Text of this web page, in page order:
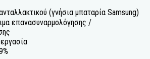
(γνήσια μπαταρία Samsung)
επανασυναρμολόγησης /